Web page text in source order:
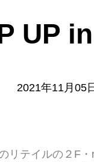
UP
2021年11月05
リテイルの２F